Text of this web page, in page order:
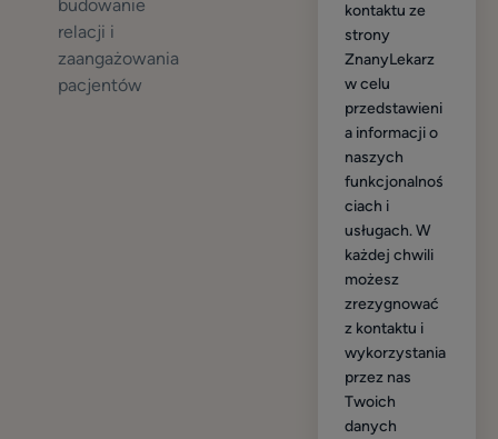
kontaktu ze
strony
ZnanyLekarz
w celu
przedstawieni
a informacji o
naszych
funkcjonalnoś
ciach i
usługach. W
każdej chwili
możesz
zrezygnować
z kontaktu i
wykorzystania
przez nas
Twoich
danych
budowanie
relacji i
zaangażowania
pacjentów